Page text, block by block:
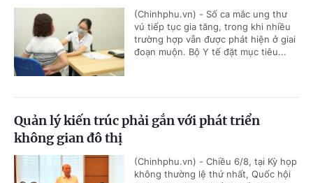
(Chinhphu.vn) - Số ca mắc ung thư
vú tiếp tục gia tăng, trong khi nhiều
trường hợp vẫn được phát hiện ở giai
đoạn muộn. Bộ Y tế đặt mục tiêu...
Quản lý kiến trúc phải gắn với phát triển
không gian đô thị
(Chinhphu.vn) - Chiều 6/8, tại Kỳ họp
không thường lệ thứ nhất, Quốc hội